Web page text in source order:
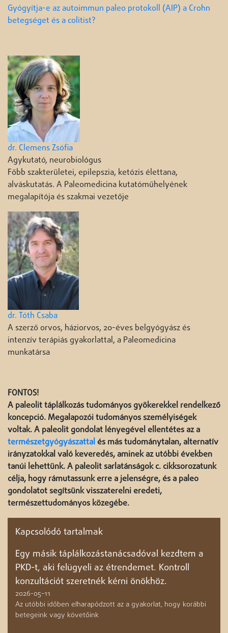
Gyógyítja-e az autoimmun paleo protokoll (AIP) a Crohn
betegséget és a colitist?
dr. Clemens Zsófia
Agykutató, neurobiológus
Főbb szakterületei, epilepszia, ketózis élettana,
alváskutatás. A Paleomedicina kutatóműhelyének
megalapítója és szakmai vezetője
dr. Tóth Csaba
A szerző orvos, háziorvos, 20-éves belgyógyász és
intenzív terápiás gyakorlattal, a Paleomedicina
munkatársa
FONTOS!
A paleolit táplálkozás tudományos gyökerekkel rendelkező
koncepció. Megalapozói tudományos személyiségek
voltak. A paleolit gondolat lényegével ellentétes az a
természetgyógyászattal és más tudománytalan, alternatív
irányzatokkal való keveredés, aminek az utóbbi években
tanúi lehettünk. A paleolit sarlatánságok c. cikksorozatunk
célja, hogy rámutassunk erre a jelenségre, és a paleo
gondolatot segítsünk visszaterelni eredeti,
természettudományos közegébe.
Kapcsolódó tartalmak
Egy másik táplálkozástanácsadóval kezdtem a
PKD-t, aki felügyeli az étrendemet. Kontroll
konzultációt szeretnék kérni önökhöz.
2026-05-11
Az utóbbi időben elharapódzott az a gyakorlat, hogy korábbi
betegeink vagy követőink